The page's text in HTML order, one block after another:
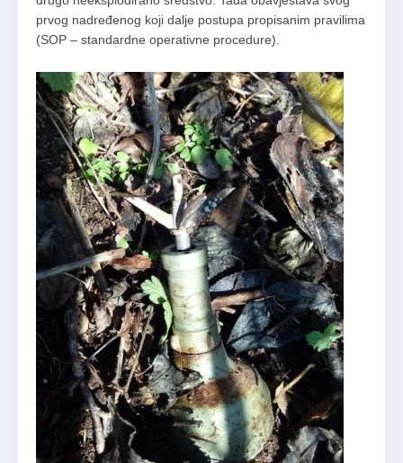
prvog nadređenog koji dalje postupa propisanim pravilima
(SOP – standardne operativne procedure).